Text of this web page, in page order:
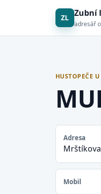
ZL Zubní
adresář
HUSTOPEČE
Adresa
Mobil